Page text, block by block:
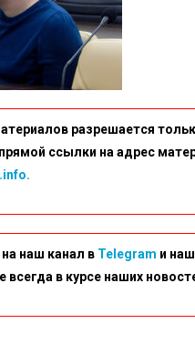
разрешается
ссылки на адрес
наш канал в Telegram и
всегда в курсе наших